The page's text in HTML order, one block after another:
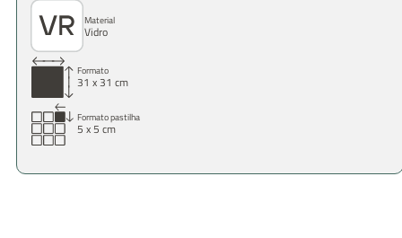
Material
Vidro
Formato
31 x 31 cm
Formato pastilha
5 x 5 cm